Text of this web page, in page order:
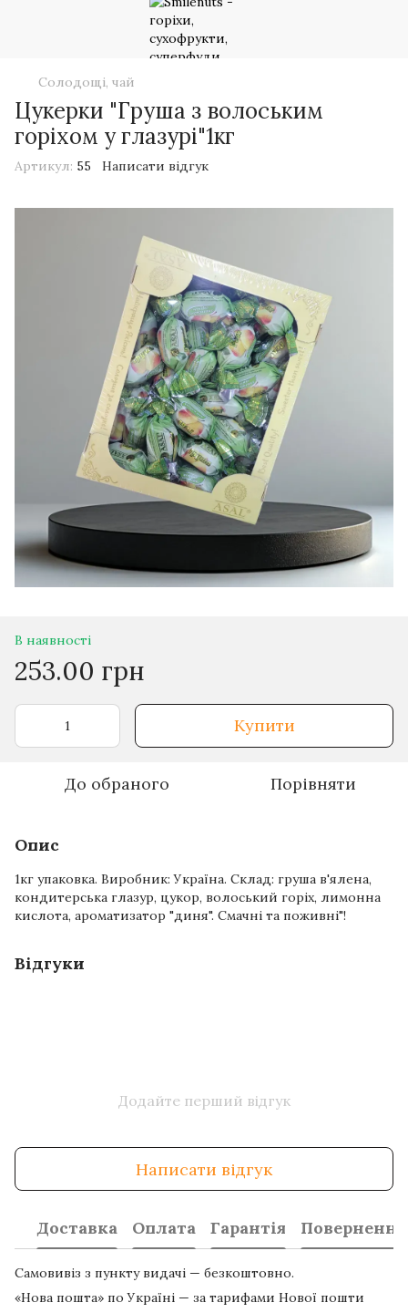
Солодощі, чай
Цукерки "Груша з волоським
горіхом у глазурі"1кг
Артикул: 55 Написати відгук
В наявності
253.00 грн
Купити
До обраного Порівняти
Опис
1кг упаковка. Виробник: Україна. Склад: груша в'ялена,
кондитерська глазур, цукор, волоський горіх, лимонна
кислота, ароматизатор "диня". Смачні та поживні"!
Відгуки
Додайте перший відгук
Написати відгук
Доставка Оплата Гарантія Повернення
Самовивіз з пункту видачі — безкоштовно.
«Нова пошта» по Україні — за тарифами Нової пошти